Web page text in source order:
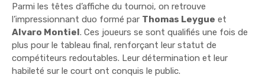
Parmi les têtes d’affiche du tournoi, on retrouve
l’impressionnant duo formé par Thomas Leygue et
Alvaro Montiel. Ces joueurs se sont qualifiés une fois de
plus pour le tableau final, renforçant leur statut de
compétiteurs redoutables. Leur détermination et leur
habileté sur le court ont conquis le public.